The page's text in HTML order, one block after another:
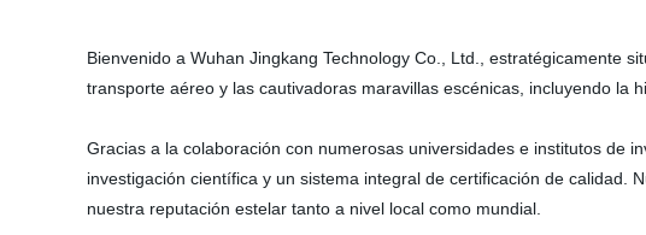
Bienvenido a Wuhan Jingkang Technology Co., Ltd., estratégicamente
transporte aéreo y las cautivadoras maravillas escénicas, incluyendo la
Gracias a la colaboración con numerosas universidades e institutos de
investigación científica y un sistema integral de certificación de calidad.
nuestra reputación estelar tanto a nivel local como mundial.